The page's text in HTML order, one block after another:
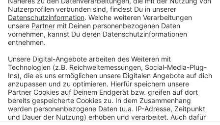
Ernten zu schützen.
Anzeige
Anzeige